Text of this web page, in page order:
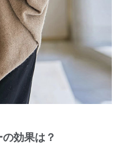
効果は？